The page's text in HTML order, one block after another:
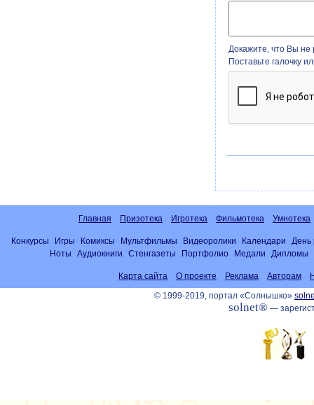
Докажите, что Вы не
Поставьте галочку
Главная Призотека Игротека Фильмотека Умнотека
Конкурсы Игры Комиксы Мультфильмы Видеоролики Календари
День
Ноты
Аудиокниги Стенгазеты Портфолио Медали Дипломы
Карта сайта О проекте Реклама Авторам
© 1999-2019, портал «Солнышко»
solnet®—